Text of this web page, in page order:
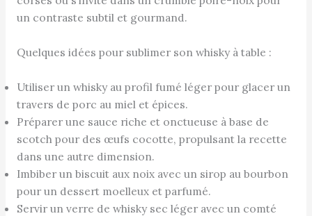
un contraste subtil et gourmand.
Quelques idées pour sublimer son whisky à table :
Utiliser un whisky au profil fumé léger pour glacer un
travers de porc au miel et épices.
Préparer une sauce riche et onctueuse à base de
scotch pour des œufs cocotte, propulsant la recette
dans une autre dimension.
Imbiber un biscuit aux noix avec un sirop au bourbon
pour un dessert moelleux et parfumé.
Servir un verre de whisky sec léger avec un comté